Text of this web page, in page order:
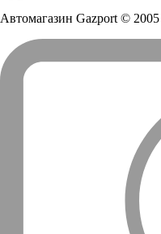
Автомагазин Gazport© 2005